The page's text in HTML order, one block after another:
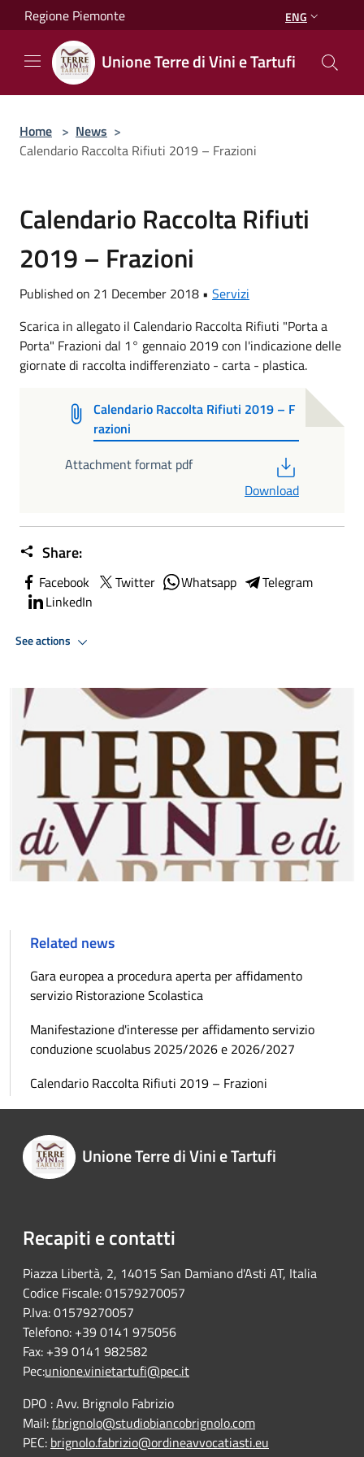
Salta al contenuto principale
Regione Piemonte ENG
Unione Terre di Vini e Tartufi
Home > News >
Calendario Raccolta Rifiuti 2019 – Frazioni
Calendario Raccolta Rifiuti
2019 – Frazioni
Published on 21 December 2018 • Servizi
Scarica in allegato il Calendario Raccolta Rifiuti "Porta a
Porta" Frazioni dal 1° gennaio 2019 con l'indicazione delle
giornate di raccolta indifferenziato - carta - plastica.
Calendario Raccolta Rifiuti 2019 – F
razioni
Attachment format pdf
Download
Share:
Facebook Twitter Whatsapp
Telegram
LinkedIn
See actions
Related news
Gara europea a procedura aperta per affidamento
servizio Ristorazione Scolastica
Manifestazione d'interesse per affidamento servizio
conduzione scuolabus 2025/2026 e 2026/2027
Calendario Raccolta Rifiuti 2019 – Frazioni
Unione Terre di Vini e Tartufi
Recapiti e contatti
Piazza Libertà, 2, 14015 San Damiano d'Asti AT, Italia
Codice Fiscale: 01579270057
P.Iva: 01579270057
Telefono: +39 0141 975056
Fax: +39 0141 982582
Pec:unione.vinietartufi@pec.it
DPO : Avv. Brignolo Fabrizio
Mail:f.brignolo@studiobiancobrignolo.com
PEC: brignolo.fabrizio@ordineavvocatiasti.eu